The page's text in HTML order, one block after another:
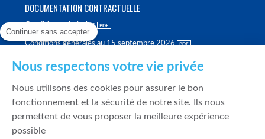
DOCUMENTATION CONTRACTUELLE
Conditions générales
Conditions générales au 15 septembre 2026
Politique de meilleure sélection
Politique de durabilité
Fonds de garantie des dépôts et de résolution
Continuer sans accepter
Nous respectons votre vie privée
Nous utilisons des cookies pour assurer le bon
fonctionnement et la sécurité de notre site. Ils nous
permettent de vous proposer la meilleure expérience
possible